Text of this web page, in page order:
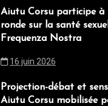
Aiutu Corsu participe à
ronde sur la santé
Frequenza Nostra
16 juin 2026
Projection-débat et
Aiutu Corsu mobilisée